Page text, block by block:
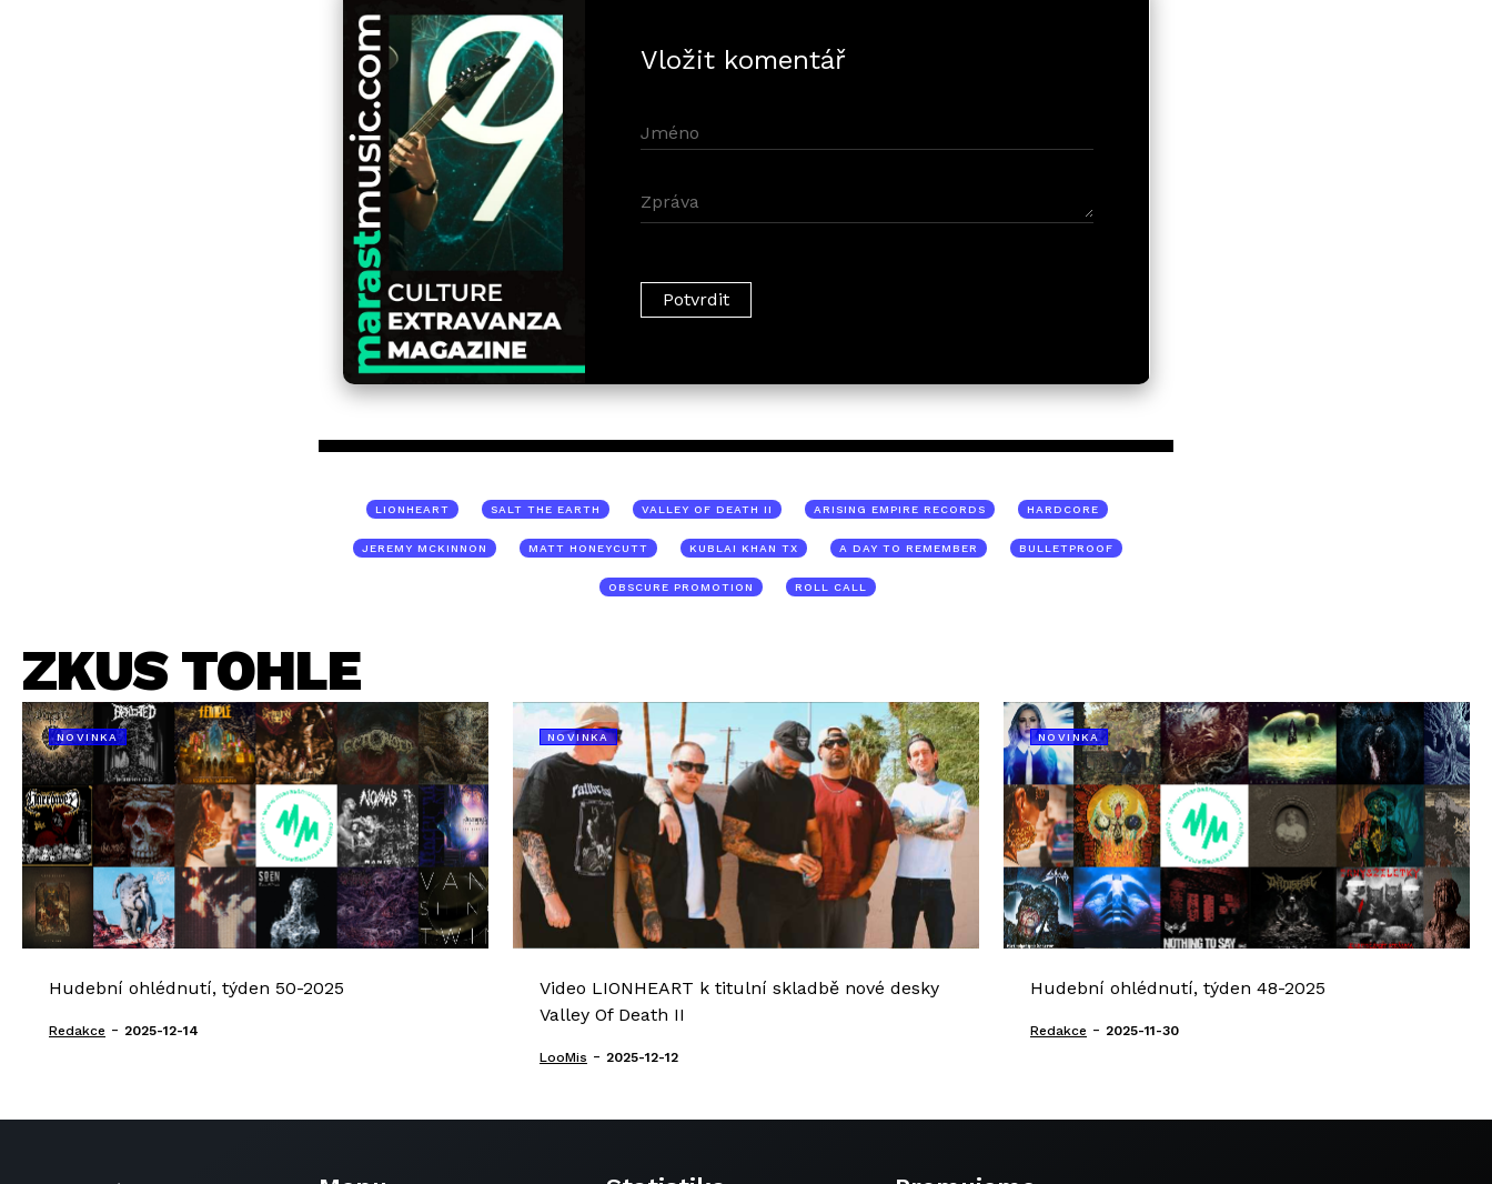
Vložit komentář
LIONHEART SALT THE EARTH VALLEY OF DEATH II ARISING EMPIRE RECORDS HARDCORE
JEREMY MCKINNON MATT HONEYCUTT KUBLAI KHAN TX A DAY TO REMEMBER BULLETPROOF
OBSCURE PROMOTION ROLL CALL
ZKUS TOHLE
NOVINKA
Hudební ohlédnutí, týden 50-2025
Redakce - 2025-12-14
NOVINKA
Video LIONHEART k titulní skladbě nové desky
Valley Of Death II
LooMis - 2025-12-12
NOVINKA
Hudební ohlédnutí, týden 48-2025
Redakce - 2025-11-30